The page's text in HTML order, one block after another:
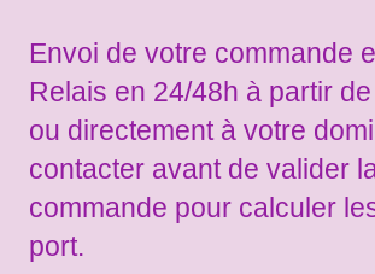
Envoi de votre commande
Relais en 24/48h à partir
ou directement à votre
contacter avant de valider
commande pour calculer
port.